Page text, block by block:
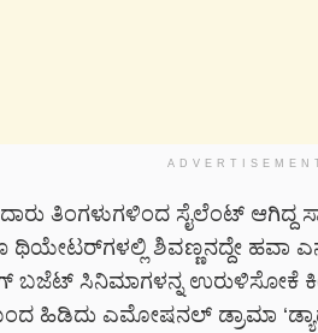
ತಿಂಗಳುಗಳಿಂದ ಸೈಲೆಂಟ್ ಆಗಿದ್ದ
ಶಿವಣ್ಣನದ್ದೇ ಹವಾ
ಬಜೆಟ್ ಸಿನಿಮಾಗಳನ್ನ ಉರುಳಿಸೋಕೆ
ಹಿಡಿದು ಎಮೋಷನಲ್ ಡ್ರಾಮಾ